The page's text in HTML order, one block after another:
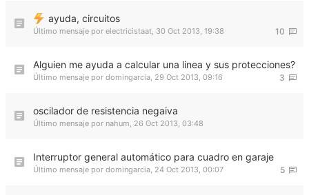
ayuda, circuitos
10
Último mensaje por electricistaat, 30 Oct 2013, 19:38
Alguien me ayuda a calcular una linea y sus protecciones?
3
Último mensaje por domingarcia, 29 Oct 2013, 09:16
oscilador de resistencia negaiva
Último mensaje por nahum, 26 Oct 2013, 03:48
Interruptor general automático para cuadro en garaje
5
Último mensaje por domingarcia, 24 Oct 2013, 00:07